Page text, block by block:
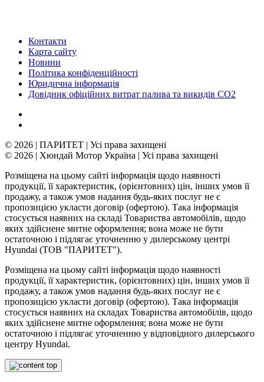
Контакти
Карта сайту
Новини
Політика конфіденційності
Юридична інформація
Довідник офіційних витрат палива та викидів СО2
© 2026 | ПАРИТЕТ | Усі права захищені
© 2026 | Хюндай Мотор Україна | Усі права захищені
Розміщена на цьому сайті інформація щодо наявності
продукції, її характеристик, (орієнтовних) цін, інших умов її
продажу, а також умов надання будь-яких послуг не є
пропозицією укласти договір (офертою). Така інформація
стосується наявних на складі Товариства автомобілів, щодо
яких здійснене митне оформлення; вона може не бути
остаточною і підлягає уточненню у дилерському центрі
Hyundai (ТОВ "ПАРИТЕТ").
Розміщена на цьому сайті інформація щодо наявності
продукції, її характеристик, (орієнтовних) цін, інших умов її
продажу, а також умов надання будь-яких послуг не є
пропозицією укласти договір (офертою). Така інформація
стосується наявних на складах Товариства автомобілів, щодо
яких здійснене митне оформлення; вона може не бути
остаточною і підлягає уточненню у відповідного дилерського
центру Hyundai.